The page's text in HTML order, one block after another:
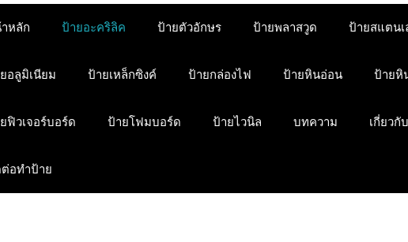
หลัก ป้ายอะคริลิค ป้ายตัวอักษร ป้ายพลาสวูด ป้ายสแตนเ
อลูมิเนียม ป้ายเหล็กซิงค์ ป้ายกล่องไฟ ป้ายหินอ่อน ป้ายหิ
ฟิวเจอร์บอร์ด ป้ายโฟมบอร์ด ป้ายไวนิล บทความ เกี่ยวกั
อทำป้าย